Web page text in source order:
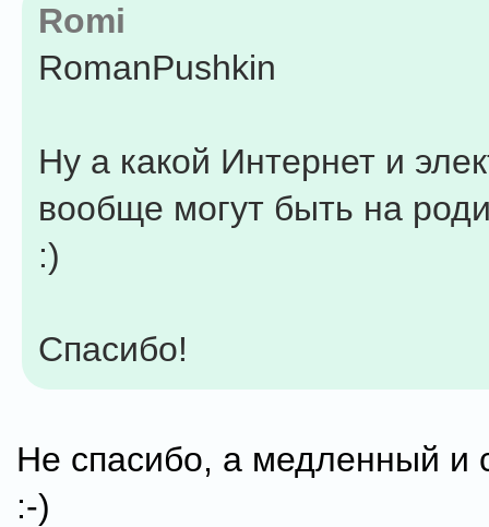
Romi
RomanPushkin
Ну а какой Интернет и
вообще могут быть на
:)
Спасибо!
Не спасибо, а медленный и
:-)